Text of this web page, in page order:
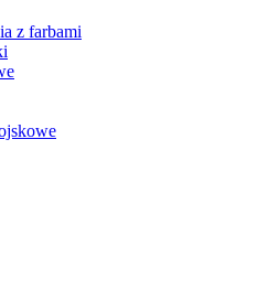
z farbami